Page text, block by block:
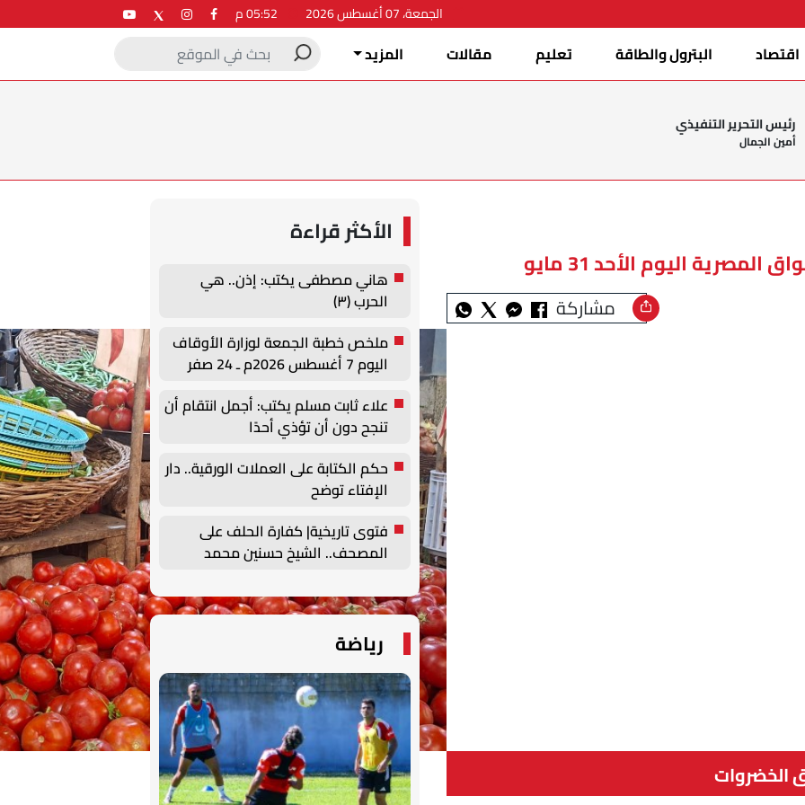
الجمعة، 07 أغسطس 2026
اقتصاد البترول والطاقة تعليم مقالات المزيد
رئيس التحرير التنفيذي
أمين الجمال
اليوم الأحد 31 مايو
مشاركة
الخضروات
الأكثر قراءة
هاني مصطفى يكتب: إذن.. هي
الحرب (٣)
ملخص خطبة الجمعة لوزارة الأوقاف
اليوم 7 أغسطس 2026م ـ 24 صفر
علاء ثابت مسلم يكتب: أجمل انتقام أن
تنجح دون أن تؤذي أحدًا
حكم الكتابة على العملات الورقية.. دار
الإفتاء توضح
فتوى تاريخية| كفارة الحلف على
المصحف.. الشيخ حسنين محمد
رياضة